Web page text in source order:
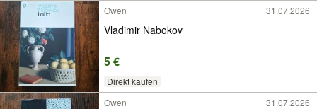
Owen
31.07.2026
Vladimir Nabokov
5 €
Direkt kaufen
Owen
31.07.2026